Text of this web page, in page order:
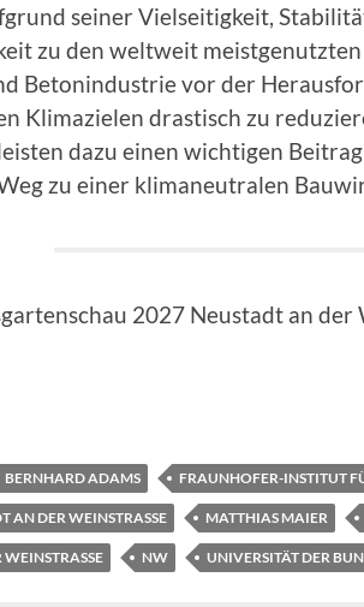
seiner Vielseitigkeit,
zu den weltweit
Betonindustrie vor der
Klimazielen drastisch zu
dazu einen wichtigen
zu einer klimaneutralen
2027 Neustadt an der
BERNHARD ADAMS FRAUNHOFER-INSTITUT
AN DER WEINSTRASSE MATTHIAS MAIER
NW UNIVERSITÄT DER